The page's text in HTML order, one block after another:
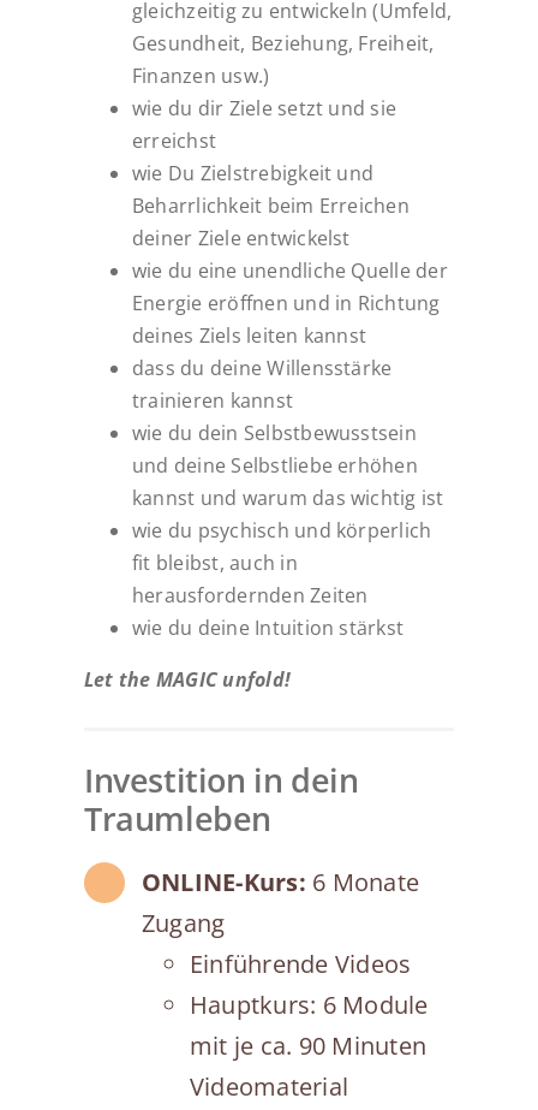
gleichzeitig zu entwickeln (Umfeld,
Gesundheit, Beziehung, Freiheit,
Finanzen usw.)
wie du dir Ziele setzt und sie
erreichst
wie Du Zielstrebigkeit und
Beharrlichkeit beim Erreichen
deiner Ziele entwickelst
wie du eine unendliche Quelle der
Energie eröffnen und in Richtung
deines Ziels leiten kannst
dass du deine Willensstärke
trainieren kannst
wie du dein Selbstbewusstsein
und deine Selbstliebe erhöhen
kannst und warum das wichtig ist
wie du psychisch und körperlich
fit bleibst, auch in
herausfordernden Zeiten
wie du deine Intuition stärkst
Let the MAGIC unfold!
Investition in dein
Traumleben
ONLINE-Kurs: 6 Monate
Zugang
Einführende Videos
Hauptkurs: 6 Module
mit je ca. 90 Minuten
Videomaterial